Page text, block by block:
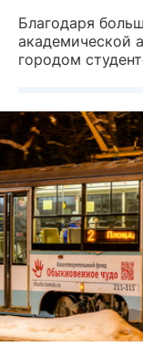
Благодаря
академической
городом